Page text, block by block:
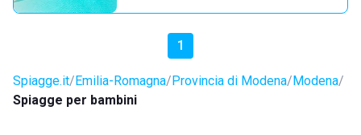
1
Spiagge.it Emilia-Romagna Provincia di Modena Modena
Spiagge per bambini